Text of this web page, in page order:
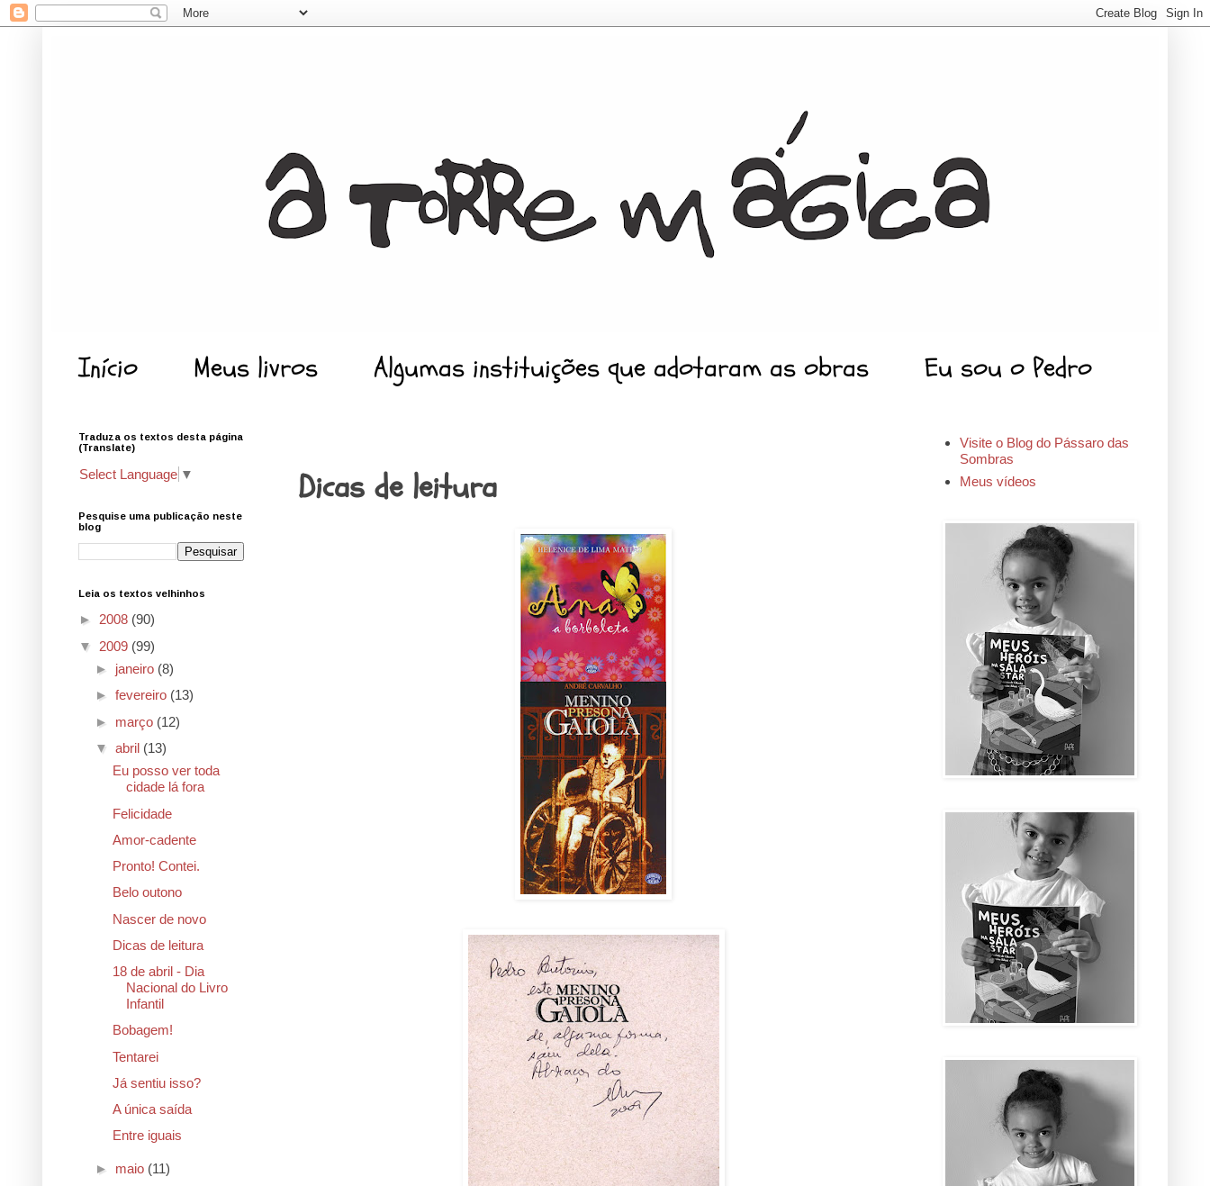
Início Meus livros Algumas instituições que adotaram as obras Eu sou o Pedro
Dicas de leitura
Traduza os textos desta página
(Translate)
Select Language ▼
Pesquise uma publicação neste
blog
Leia os textos velhinhos
► 2008 (90)
▼ 2009 (99)
► janeiro (8)
► fevereiro (13)
► março (12)
▼ abril (13)
Eu posso ver toda
cidade lá fora
Felicidade
Amor-cadente
Pronto! Contei.
Belo outono
Nascer de novo
Dicas de leitura
18 de abril - Dia
Nacional do Livro
Infantil
Bobagem!
Tentarei
Já sentiu isso?
A única saída
Entre iguais
► maio (11)
Visite o Blog do Pássaro das
Sombras
Meus vídeos